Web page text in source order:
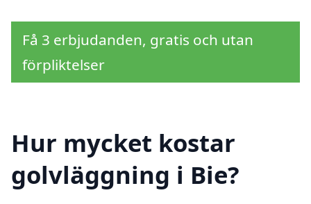
Få 3 erbjudanden, gratis och utan
förpliktelser
Hur mycket kostar
golvläggning i Bie?